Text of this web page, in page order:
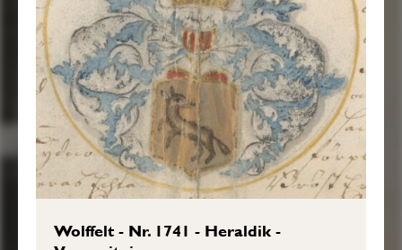
Wolffelt - Nr. 1741 - Heraldik -